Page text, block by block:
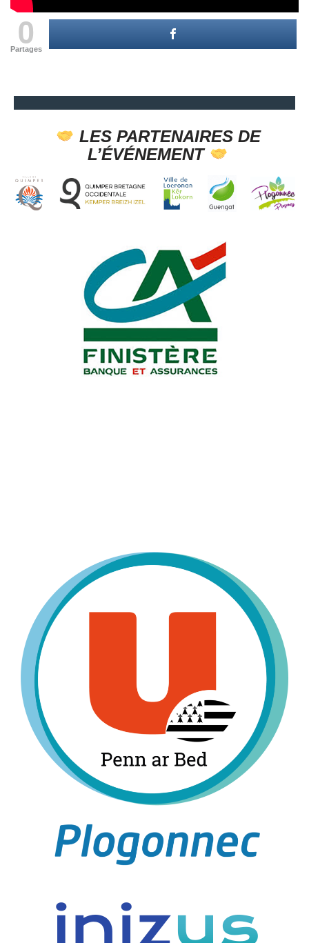
0
Partages
LES PARTENAIRES DE
L’ÉVÉNEMENT